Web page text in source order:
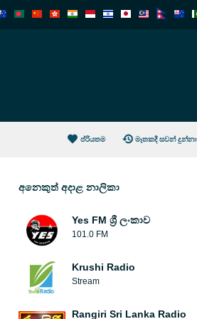
ප්රියතම මෑතකදී සවන් දුන්නා
අනෙකුත් අදාළ නාලිකා
Yes FM ශ්‍රී ලංකාව
101.0 FM
Krushi Radio
Stream
Rangiri Sri Lanka Radio